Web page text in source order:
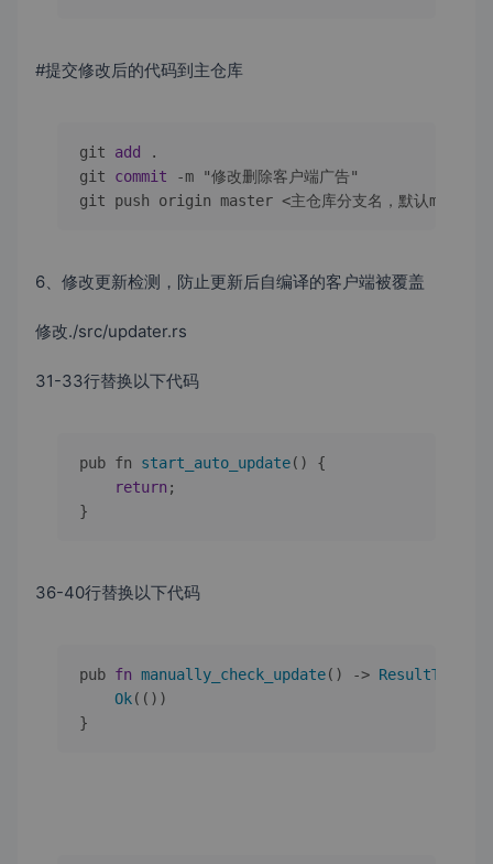
#提交修改后的代码到主仓库
git add
.
git commit -m "修改删除客户端广告"
git push origin master <主仓库分支名，默认master
6、修改更新检测，防止更新后自编译的客户端被覆盖
修改./src/updater.rs
31-33行替换以下代码
pub fn start_auto_update( ) {
return ;
}
36-40行替换以下代码
pub fn manually_check_update( ) -> ResultType
Ok(())
}